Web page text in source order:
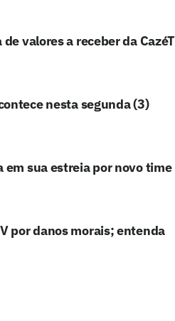
valores a receber da
nesta segunda (3)
em sua estreia por novo time
por danos morais; entenda